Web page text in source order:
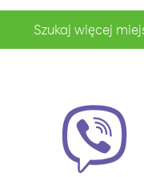
Szukaj więcej